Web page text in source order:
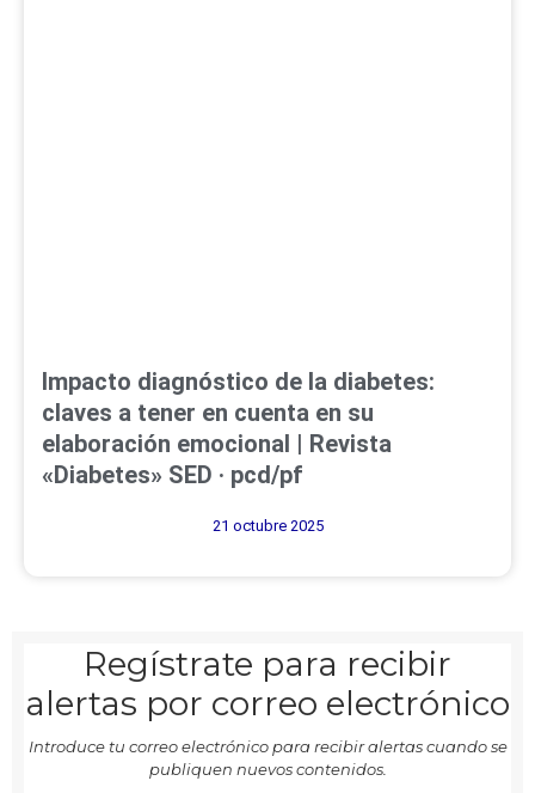
Impacto diagnóstico de la diabetes:
claves a tener en cuenta en su
elaboración emocional | Revista
«Diabetes» SED · pcd/pf
21 octubre 2025
Regístrate para recibir
alertas por correo electrónico
Introduce tu correo electrónico para recibir alertas cuando se
publiquen nuevos contenidos.